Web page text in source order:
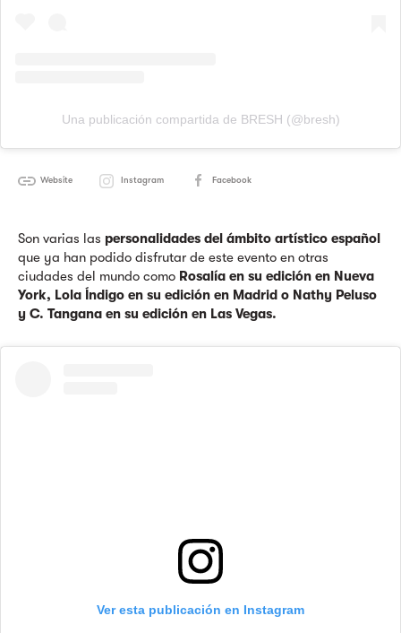
Una publicación compartida de BRESH (@bresh)
Website Instagram Facebook
Son varias las personalidades del ámbito artístico español
que ya han podido disfrutar de este evento en otras
ciudades del mundo como Rosalía en su edición en Nueva
York, Lola Índigo en su edición en Madrid o Nathy Peluso
y C. Tangana en su edición en Las Vegas.
Ver esta publicación en Instagram